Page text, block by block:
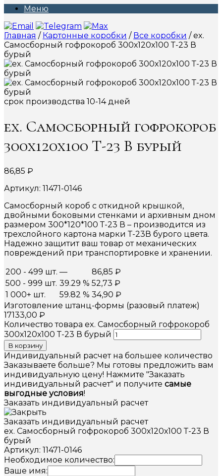
Меню
Главная / Картонные коробки / Все коробки / ex.
Самосборный гофрокороб 300х120х100 Т-23 В
бурый
срок производства 10-14 дней
ex. Самосборный гофрокороб
300х120х100 Т-23 В бурый
86,85 ₽
Артикул: 11471-0146
Самосборный короб с откидной крышкой,
двойными боковыми стенками и архивным дном
размером 300*120*100 Т-23 В – производится из
трехслойного картона марки Т-23В бурого цвета.
Надежно защитит ваш товар от механических
повреждений при транспортировке и хранении.
200 - 499 шт. — 86,85 ₽
500 - 999 шт. 39.29 % 52,73 ₽
1 000+ шт.
59.82 % 34,90 ₽
Изготовление штанц-формы (разовый платеж)
17133,00 ₽
Количество товара ex. Самосборный гофрокороб
300х120х100 Т-23 В бурый
В корзину
Индивидуальный расчет на большее количество
Заказываете больше? Мы готовы предложить вам
индивидуальную цену! Нажмите "Заказать
индивидуальный расчет" и получите самые
выгодные условия!
Заказать индивидуальный расчет
Заказать индивидуальный расчет
ex. Самосборный гофрокороб 300х120х100 Т-23 В
бурый
Артикул: 11471-0146
Необходимое количество:
Ваше имя: